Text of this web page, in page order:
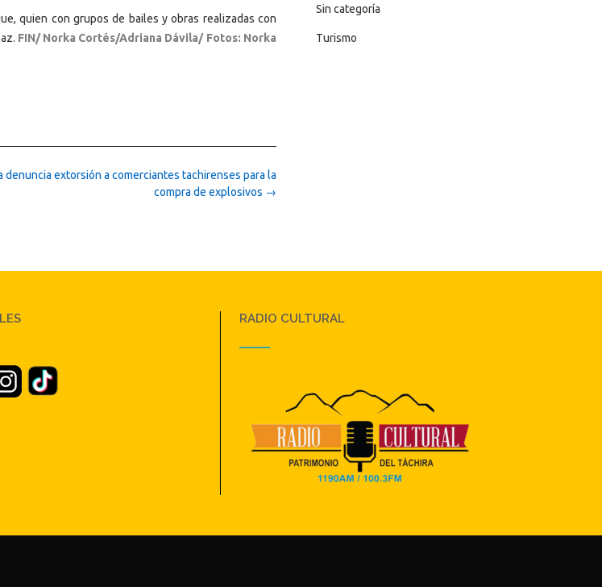
quien con grupos de bailes y obras realizadas con
FIN/ Norka Cortés/Adriana Dávila/ Fotos: Norka
denuncia extorsión a comerciantes tachirenses para la
compra de explosivos →
Sin categoría
Turismo
RADIO CULTURAL